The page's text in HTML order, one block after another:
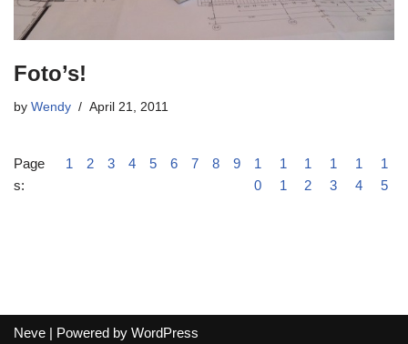
Foto’s!
by Wendy April 21, 2011
Page
s:
1 2 3 4 5 6 7 8 9
1
0
1
1
1
2
1
3
1
4
1
5
Neve | Powered by WordPress